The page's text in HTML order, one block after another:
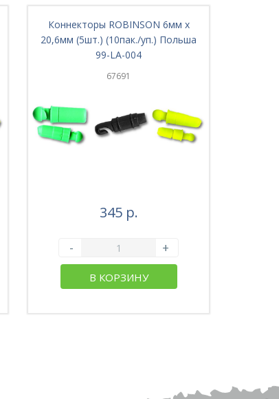
Коннекторы ROBINSON 6мм х
20,6мм (5шт.) (10пак./уп.) Польша
99-LA-004
67691
345 р.
- +
В КОРЗИНУ